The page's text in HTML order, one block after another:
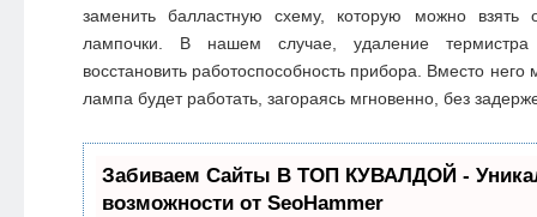
заменить балластную схему, которую можно взять
лампочки. В нашем случае, удаление
восстановить работоспособность прибора. Вместо него
лампа будет работать, загораясь мгновенно, без
Забиваем Сайты В ТОП КУВАЛДОЙ -
возможности от SeoHammer